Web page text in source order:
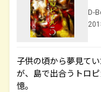
D-
子供の頃から夢見て
が、島で出合うトロ
憶。